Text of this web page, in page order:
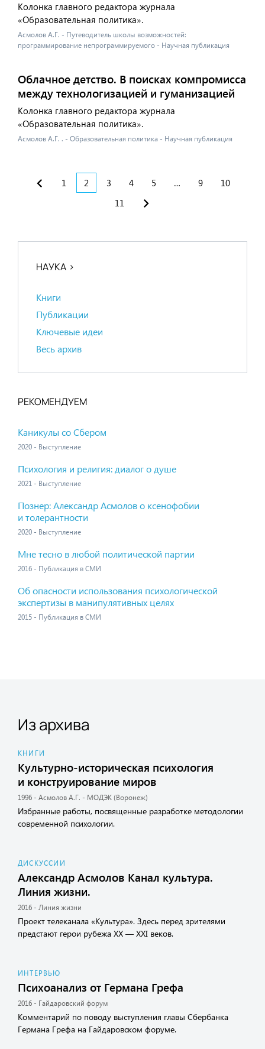
Колонка главного редактора журнала
«Образовательная политика».
Асмолов А.Г. - Путеводитель школы возможностей:
программирование непрограммируемого - Научная публикация
Облачное детство. В поисках компромисса
между технологизацией и гуманизацией
Колонка главного редактора журнала
«Образовательная политика».
Асмолов А.Г. . - Образовательная политика - Научная публикация
1 2 3 4 5 … 9
10
11
НАУКА
Книги
Публикации
Ключевые идеи
Весь архив
РЕКОМЕНДУЕМ
Каникулы со Сбером
2020 - Выступление
Психология и религия: диалог о душе
2021 - Выступление
Познер: Александр Асмолов о ксенофобии
и толерантности
2020 - Выступление
Мне тесно в любой политической партии
2016 - Публикация в СМИ
Об опасности использования психологической
экспертизы в манипулятивных целях
2015 - Публикация в СМИ
Из архива
КНИГИ
Культурно-историческая психология
и конструирование миров
Избранные работы, посвященные разработке методологии
современной психологии.
1996 - Асмолов А.Г. - МОДЭК (Воронеж)
ДИСКУССИИ
Александр Асмолов Канал культура.
Линия жизни.
Проект телеканала «Культура». Здесь перед зрителями
предстают герои рубежа XX — XXI веков.
2016 - Линия жизни
ИНТЕРВЬЮ
Психоанализ от Германа Грефа
Комментарий по поводу выступления главы Сбербанка
Германа Грефа на Гайдаровском форуме.
2016 - Гайдаровский форум